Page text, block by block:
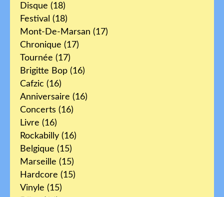
Disque (18)
Festival (18)
Mont-De-Marsan (17)
Chronique (17)
Tournée (17)
Brigitte Bop (16)
Cafzic (16)
Anniversaire (16)
Concerts (16)
Livre (16)
Rockabilly (16)
Belgique (15)
Marseille (15)
Hardcore (15)
Vinyle (15)